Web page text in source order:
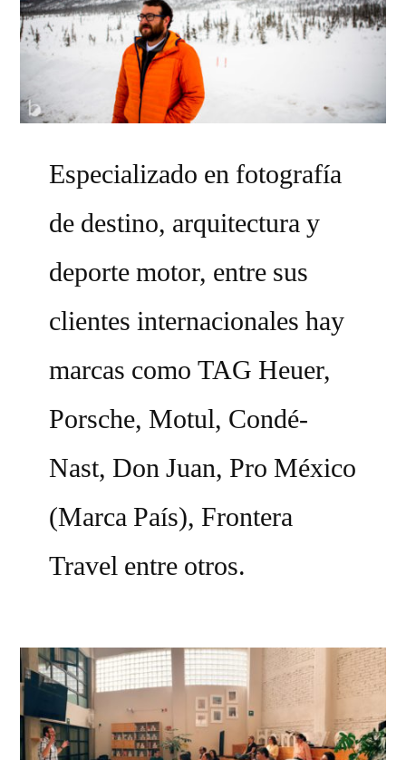
Especializado en fotografía
de destino, arquitectura y
deporte motor, entre sus
clientes internacionales hay
marcas como TAG Heuer,
Porsche, Motul, Condé-
Nast, Don Juan, Pro México
(Marca País), Frontera
Travel entre otros.